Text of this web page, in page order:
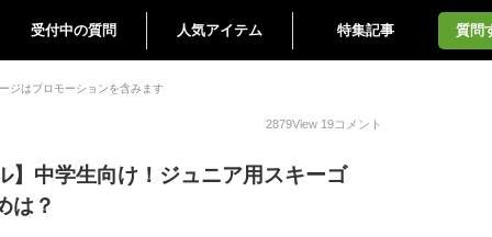
受付中の質問 人気アイテム 特集記事 質問
ジはプロモーションを含みます
2879View 19コメント
】中学生向け！ジュニア用スキーゴ
は？